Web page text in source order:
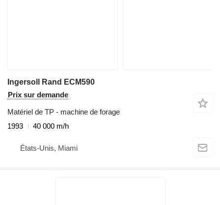
Ingersoll Rand ECM590
Prix sur demande
Matériel de TP - machine de forage
1993
40 000 m/h
États-Unis, Miami